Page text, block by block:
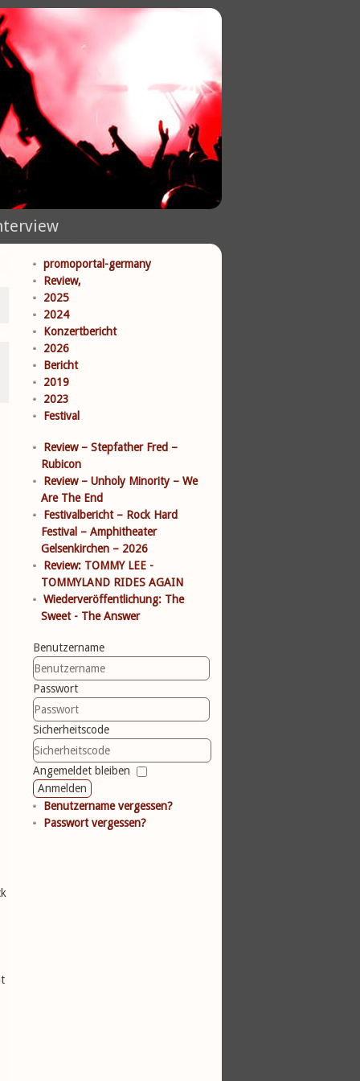
promoportal-germany
Review,
2025
2024
Konzertbericht
2026
Bericht
2019
2023
Festival
Review – Stepfather Fred –
Rubicon
Review – Unholy Minority – We
Are The End
Festivalbericht – Rock Hard
Festival – Amphitheater
Gelsenkirchen – 2026
Review: TOMMY LEE -
TOMMYLAND RIDES AGAIN
Wiederveröffentlichung: The
Sweet - The Answer
Benutzername
Passwort
Sicherheitscode
Angemeldet bleiben
Anmelden
Benutzername vergessen?
Passwort vergessen?